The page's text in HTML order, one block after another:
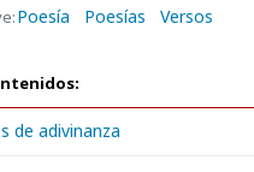
Poesía Poesías Versos
de adivinanza